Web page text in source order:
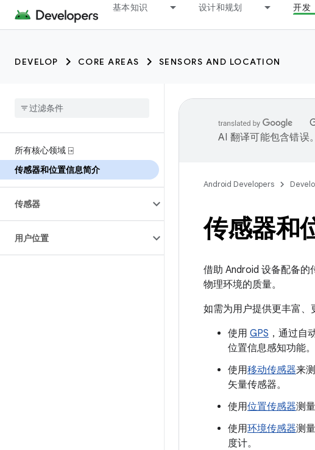
基本知识 设计和规划 开发
DEVELOP CORE AREAS SENSORS AND LOCATION
所有核心领域 ⍈
传感器和位置信息简介
传感器
用户位置
AI 翻译可能包含错误。
Android Developers
传感器和
借助 Android 设备配备的
物理环境的质量。
如需为用户提供更丰富、
使用 GPS ，通过自
位置信息感知功能。
使用移动传感器来
矢量传感器。
使用位置传感器测
使用环境传感器测
度计。